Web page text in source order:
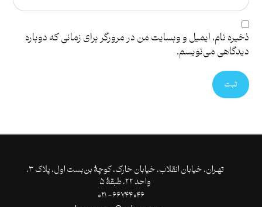
ذخیره نام، ایمیل و وبسایت من در مرورگر برای زمانی که دوباره
دیدگاهی می‌نویسم.
ثبت
تهـران،‌ خیابان انقلاب، خیابان خارک، کوچۀ بن‌بست اول، پلاک ۳،
واحد ۲۲، طبقۀ ۵